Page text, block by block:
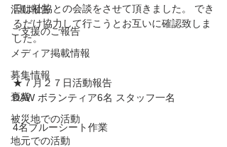
活動報告
ご支援のご報告
メディア掲載情報
募集情報
褒賞
被災地での活動
地元での活動
日は社協との会談をさせて頂きました。 でき
るだけ協力して行こうとお互いに確認致しま
した。
★７月２７日活動報告
DAW ボランティア6名 スタッフ一名
4名ブルーシート作業